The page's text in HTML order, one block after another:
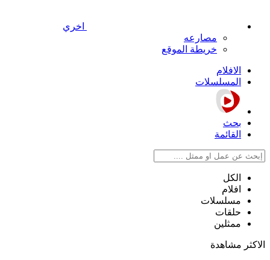
اخري
مصارعه
خريطة الموقع
الافلام
المسلسلات
بحث
القائمة
الكل
افلام
مسلسلات
حلقات
ممثلين
الاكثر مشاهدة